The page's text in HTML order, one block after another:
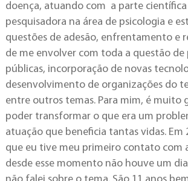
doença, atuando com a parte
pesquisadora na área de psicologia e
questões de adesão, enfrentamento e
de me envolver com toda a questão de
públicas, incorporação de novas
desenvolvimento de organizações do
entre outros temas. Para mim, é muito
poder transformar o que era um
atuação que beneficia tantas vidas. Em
que eu tive meu primeiro contato com
desde esse momento não houve um